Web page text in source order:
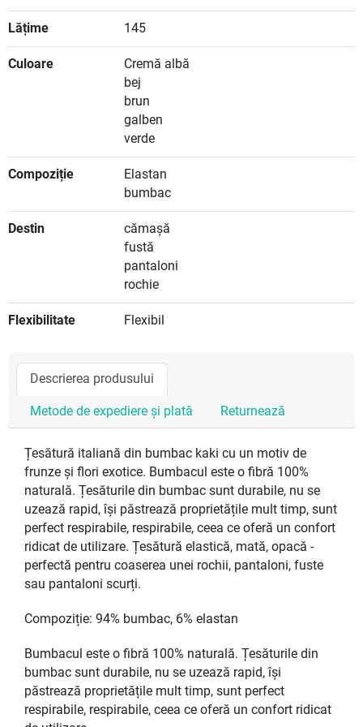
Lățime 145
Culoare
Cremă albă
bej
brun
galben
verde
Compoziție
Elastan
bumbac
Destin
cămașă
fustă
pantaloni
rochie
Flexibilitate Flexibil
Descrierea produsului
Metode de expediere și plată Returnează
Țesătură italiană din bumbac kaki cu un motiv de
frunze și flori exotice. Bumbacul este o fibră 100%
naturală. Țesăturile din bumbac sunt durabile, nu se
uzează rapid, își păstrează proprietățile mult timp, sunt
perfect respirabile, respirabile, ceea ce oferă un confort
ridicat de utilizare. Țesătură elastică, mată, opacă -
perfectă pentru coaserea unei rochii, pantaloni, fuste
sau pantaloni scurți.
Compoziție: 94% bumbac, 6% elastan
Bumbacul este o fibră 100% naturală. Țesăturile din
bumbac sunt durabile, nu se uzează rapid, își
păstrează proprietățile mult timp, sunt perfect
respirabile, respirabile, ceea ce oferă un confort ridicat